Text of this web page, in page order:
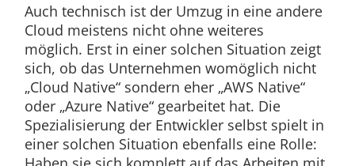
Auch technisch ist der Umzug in eine andere
Cloud meistens nicht ohne weiteres
möglich. Erst in einer solchen Situation zeigt
sich, ob das Unternehmen womöglich nicht
„Cloud Native“ sondern eher „AWS Native“
oder „Azure Native“ gearbeitet hat. Die
Spezialisierung der Entwickler selbst spielt in
einer solchen Situation ebenfalls eine Rolle: